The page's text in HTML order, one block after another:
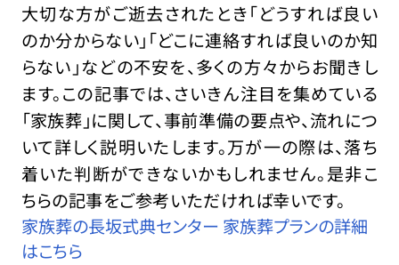
大切な方がご逝去されたとき「どうすれば良い
のか分からない」「どこに連絡すれば良いのか知
らない」などの不安を、多くの方々からお聞きし
ます。この記事では、さいきん注目を集めている
「家族葬」に関して、事前準備の要点や、流れにつ
いて詳しく説明いたします。万が一の際は、落ち
着いた判断ができないかもしれません。是非こ
ちらの記事をご参考いただければ幸いです。
家族葬の長坂式典センター 家族葬プランの詳細
はこちら